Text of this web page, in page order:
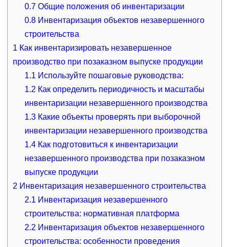
0.7 Общие положения об инвентаризации
0.8 Инвентаризация объектов незавершенного
строительства
1 Как инвентаризировать незавершенное
производство при позаказном выпуске продукции
1.1 Используйте пошаговые руководства:
1.2 Как определить периодичность и масштабы
инвентаризации незавершенного производства
1.3 Какие объекты проверять при выборочной
инвентаризации незавершенного производства
1.4 Как подготовиться к инвентаризации
незавершенного производства при позаказном
выпуске продукции
2 Инвентаризация незавершенного строительства
2.1 Инвентаризация незавершенного
строительства: нормативная платформа
2.2 Инвентаризация объектов незавершенного
строительства: особенности проведения